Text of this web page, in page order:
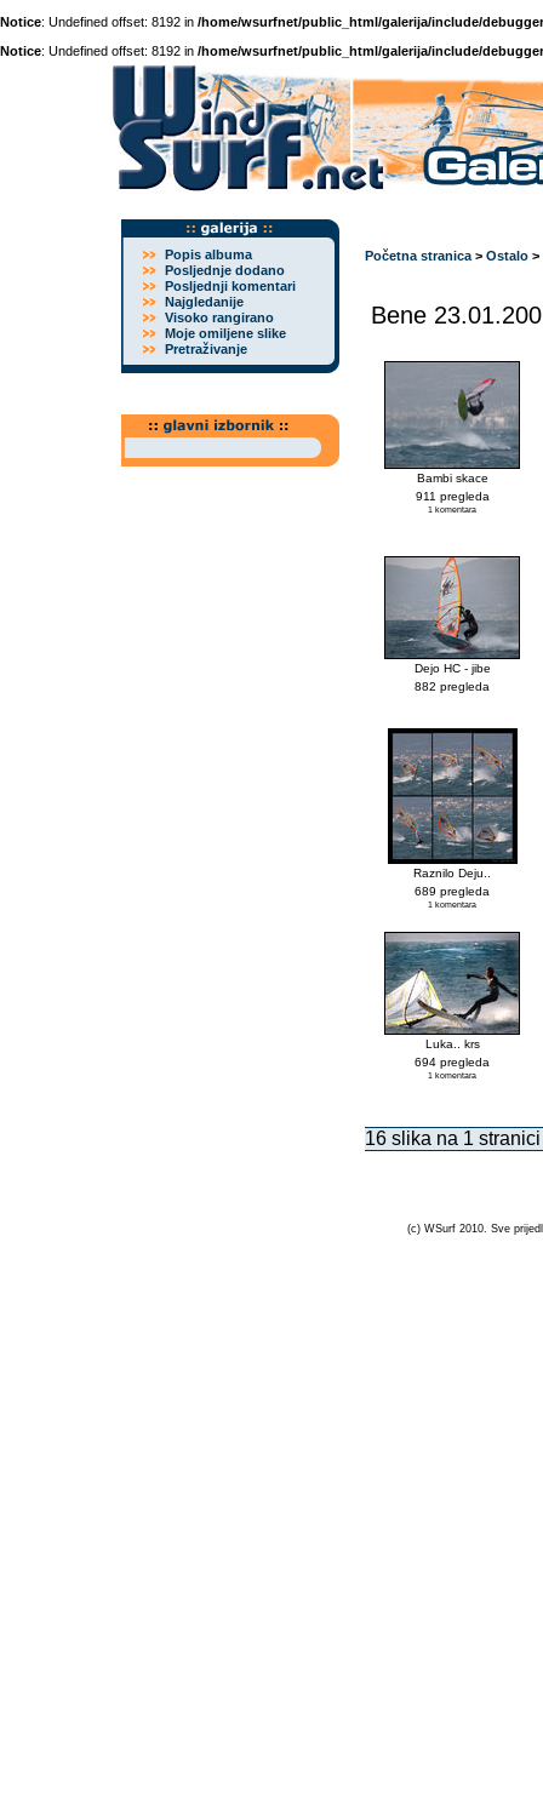
Notice: Undefined offset: 8192 in /home/wsurfnet/public_html/galerija/include/
Notice: Undefined offset: 8192 in /home/wsurfnet/public_html/galerija/include/
Popis albuma
Posljednje dodano
Posljednji komentari
Najgledanije
Visoko rangirano
Moje omiljene slike
Pretraživanje
Početna stranica > Ostalo >
Bene
Bambi skace
911 pregleda
1 komentara
Dejo HC - jibe
882 pregleda
Raznilo Deju..
689 pregleda
1 komentara
Luka.. krs
694 pregleda
1 komentara
16 slika na 1 stranici
(c) WSurf 2010. Sve